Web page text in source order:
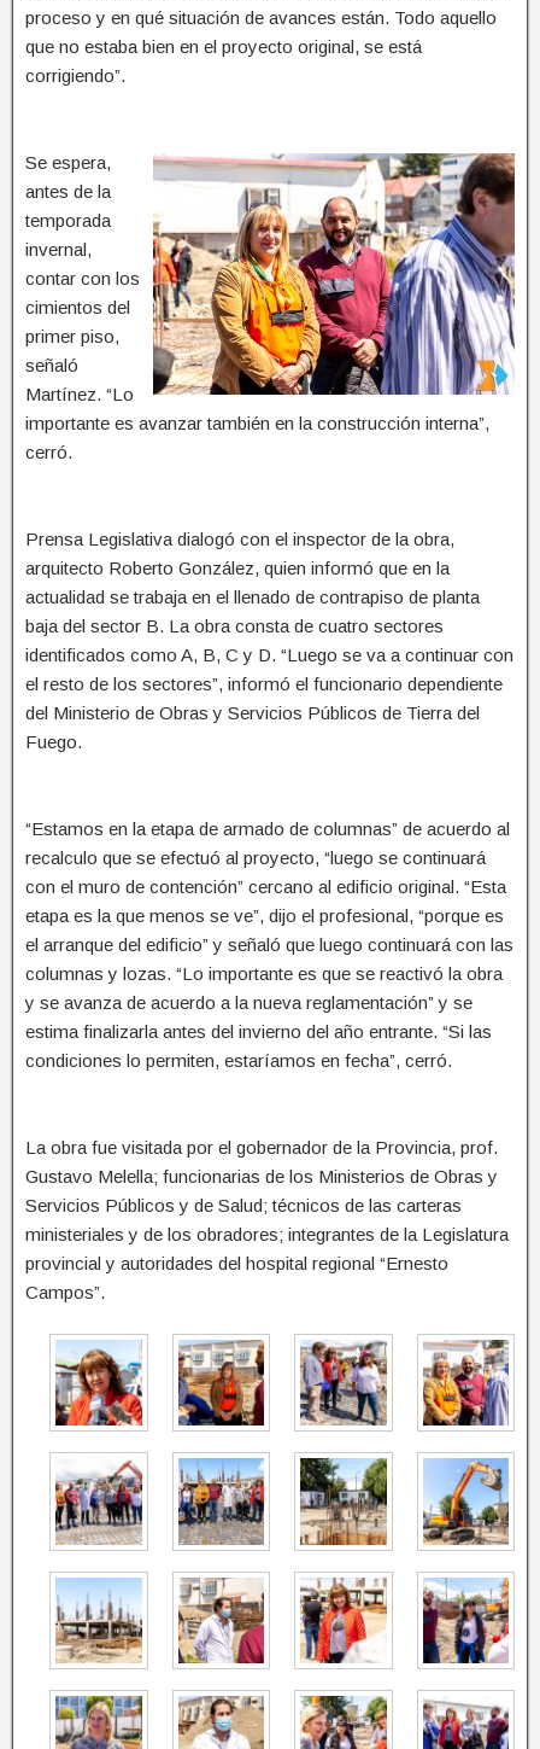
proceso y en qué situación de avances están. Todo aquello
que no estaba bien en el proyecto original, se está
corrigiendo”.
Se espera,
antes de la
temporada
invernal,
contar con los
cimientos del
primer piso,
señaló
Martínez. “Lo
importante es avanzar también en la construcción interna”,
cerró.
Prensa Legislativa dialogó con el inspector de la obra,
arquitecto Roberto González, quien informó que en la
actualidad se trabaja en el llenado de contrapiso de planta
baja del sector B. La obra consta de cuatro sectores
identificados como A, B, C y D. “Luego se va a continuar con
el resto de los sectores”, informó el funcionario dependiente
del Ministerio de Obras y Servicios Públicos de Tierra del
Fuego.
“Estamos en la etapa de armado de columnas” de acuerdo al
recalculo que se efectuó al proyecto, “luego se continuará
con el muro de contención” cercano al edificio original. “Esta
etapa es la que menos se ve”, dijo el profesional, “porque es
el arranque del edificio” y señaló que luego continuará con las
columnas y lozas. “Lo importante es que se reactivó la obra
y se avanza de acuerdo a la nueva reglamentación” y se
estima finalizarla antes del invierno del año entrante. “Si las
condiciones lo permiten, estaríamos en fecha”, cerró.
La obra fue visitada por el gobernador de la Provincia, prof.
Gustavo Melella; funcionarias de los Ministerios de Obras y
Servicios Públicos y de Salud; técnicos de las carteras
ministeriales y de los obradores; integrantes de la Legislatura
provincial y autoridades del hospital regional “Ernesto
Campos”.